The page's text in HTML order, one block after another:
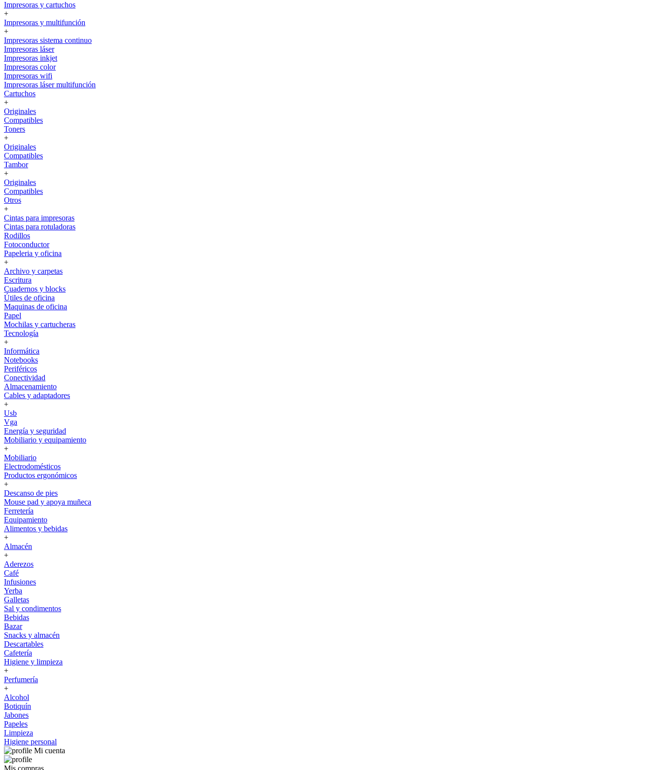
Impresoras y cartuchos
+
Impresoras y multifunción
+
Impresoras sistema continuo
Impresoras láser
Impresoras inkjet
Impresoras color
Impresoras wifi
Impresoras láser multifunción
Cartuchos
+
Originales
Compatibles
Toners
+
Originales
Compatibles
Tambor
+
Originales
Compatibles
Otros
+
Cintas para impresoras
Cintas para rotuladoras
Rodillos
Fotoconductor
Papeleria y oficina
+
Archivo y carpetas
Escritura
Cuadernos y blocks
Útiles de oficina
Maquinas de oficina
Papel
Mochilas y cartucheras
Tecnología
+
Informática
Notebooks
Periféricos
Conectividad
Almacenamiento
Cables y adaptadores
+
Usb
Vga
Energía y seguridad
Mobiliario y equipamiento
+
Mobiliario
Electrodomésticos
Productos ergonómicos
+
Descanso de pies
Mouse pad y apoya muñeca
Ferretería
Equipamiento
Alimentos y bebidas
+
Almacén
+
Aderezos
Café
Infusiones
Yerba
Galletas
Sal y condimentos
Bebidas
Bazar
Snacks y almacén
Descartables
Cafetería
Higiene y limpieza
+
Perfumería
+
Alcohol
Botiquín
Jabones
Papeles
Limpieza
Higiene personal
Mi cuenta
Mis compras